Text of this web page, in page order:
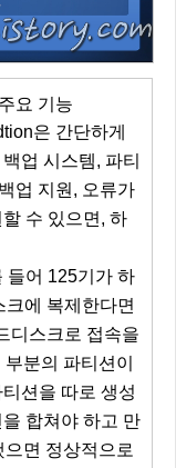
요 기능
은 간단하게
업 시스템, 파티
업 지원, 오류가
수 있으면, 하
들어 125기가 하
에 복제한다면
디스크로 접속을
분의 파티션이
션을 따로 생성
합쳐야 하고 만
면 정상적으로